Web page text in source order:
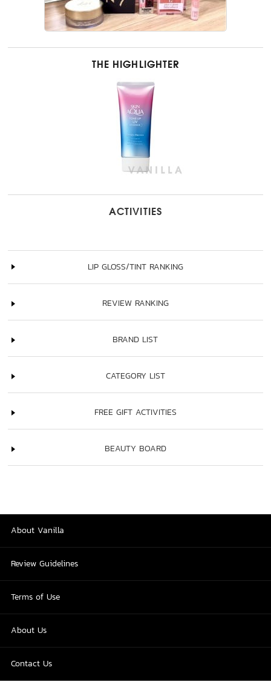
THE HIGHLIGHTER
ACTIVITIES
LIP GLOSS/TINT RANKING
REVIEW RANKING
BRAND LIST
CATEGORY LIST
FREE GIFT ACTIVITIES
BEAUTY BOARD
About Vanilla
Review Guidelines
Terms of Use
About Us
Contact Us